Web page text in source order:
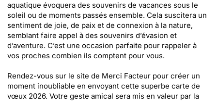
aquatique évoquera des souvenirs de vacances sous le
soleil ou de moments passés ensemble. Cela suscitera un
sentiment de joie, de paix et de connexion à la nature,
semblant faire appel à des souvenirs d’évasion et
d’aventure. C’est une occasion parfaite pour rappeler à
vos proches combien ils comptent pour vous.
Rendez-vous sur le site de Merci Facteur pour créer un
moment inoubliable en envoyant cette superbe carte de
vœux 2026. Votre geste amical sera mis en valeur par la